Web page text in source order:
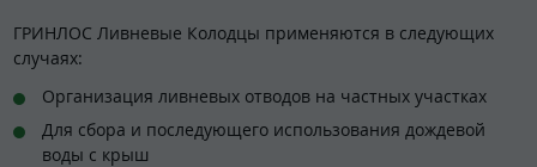
ГРИНЛОС Ливневые Колодцы применяются в следующих
случаях:
Организация ливневых отводов на частных участках
Для сбора и последующего использования дождевой
воды с крыш